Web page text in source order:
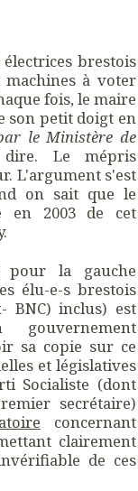
brestois
à voter
fois, le maire
son petit doigt en
le Ministère de
Le mépris
L'argument s'est
on sait que le
en 2003 de cet
la gauche
élu-e-s brestois
BNC) inclus) est
sa copie sur ce
et législatives
Socialiste (dont
secrétaire)
concernant
clairement
de ces